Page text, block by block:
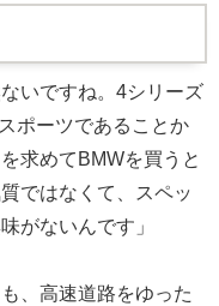
いですね。4シリーズ
ポーツであることか
求めてBMWを買うと
ではなくて、スペッ
がないんです」
、高速道路をゆった